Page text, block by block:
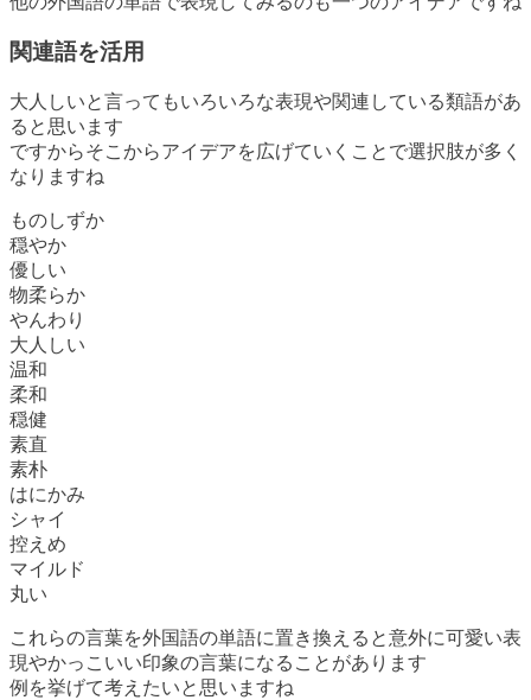
関連語を活用
大人しいと言ってもいろいろな表現や関連している類語があ
ると思います
ですからそこからアイデアを広げていくことで選択肢が多く
なりますね
ものしずか
穏やか
優しい
物柔らか
やんわり
大人しい
温和
柔和
穏健
素直
素朴
はにかみ
シャイ
控えめ
マイルド
丸い
これらの言葉を外国語の単語に置き換えると意外に可愛い表
現やかっこいい印象の言葉になることがあります
例を挙げて考えたいと思いますね